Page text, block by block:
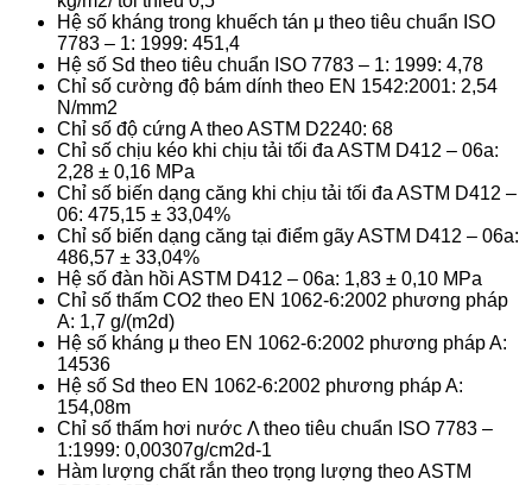
Hệ số kháng trong khuếch tán μ theo tiêu chuẩn ISO
7783 – 1: 1999: 451,4
Hệ số Sd theo tiêu chuẩn ISO 7783 – 1: 1999: 4,78
Chỉ số cường độ bám dính theo EN 1542:2001: 2,54
N/mm2
Chỉ số độ cứng A theo ASTM D2240: 68
Chỉ số chịu kéo khi chịu tải tối đa ASTM D412 – 06a:
2,28 ± 0,16 MPa
Chỉ số biến dạng căng khi chịu tải tối đa ASTM D412 –
06: 475,15 ± 33,04%
Chỉ số biến dạng căng tại điểm gãy ASTM D412 – 06a:
486,57 ± 33,04%
Hệ số đàn hồi ASTM D412 – 06a: 1,83 ± 0,10 MPa
Chỉ số thấm CO2 theo EN 1062-6:2002 phương pháp
A: 1,7 g/(m2d)
Hệ số kháng μ theo EN 1062-6:2002 phương pháp A:
14536
Hệ số Sd theo EN 1062-6:2002 phương pháp A:
154,08m
Chỉ số thấm hơi nước Λ theo tiêu chuẩn ISO 7783 –
1:1999: 0,00307g/cm2d-1
Hàm lượng chất rắn theo trọng lượng theo ASTM